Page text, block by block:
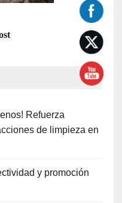
Refuerza
de limpieza en
y promoción